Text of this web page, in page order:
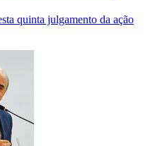
quinta julgamento da ação